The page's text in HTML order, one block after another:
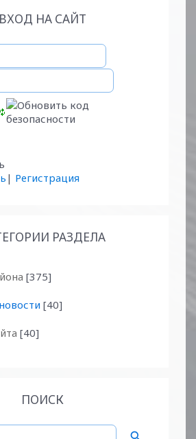
ВХОД НА САЙТ
| Регистрация
РАЗДЕЛА
[375]
[40]
[40]
ПОИСК